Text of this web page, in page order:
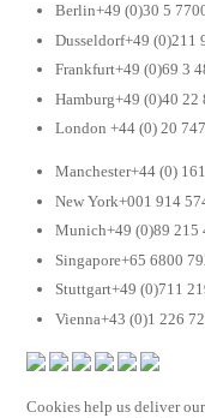
Berlin+49 (0)30 5
Dusseldorf+49 (0)211
Frankfurt+49 (0)69 3
Hamburg+49 (0)40 22
London +44 (0) 20
Manchester+44 (0)
New York+001 914
Munich+49 (0)89 215
Singapore+65 6800
Stuttgart+49 (0)711
Vienna+43 (0)1 226
Cookies help us deliver